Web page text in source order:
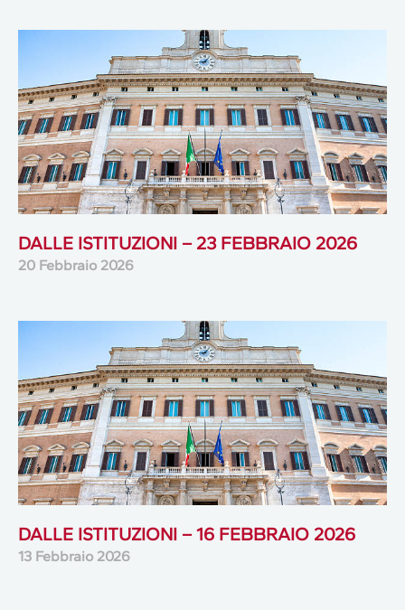
DALLE ISTITUZIONI – 23 FEBBRAIO 2026
20 Febbraio 2026
DALLE ISTITUZIONI – 16 FEBBRAIO 2026
13 Febbraio 2026